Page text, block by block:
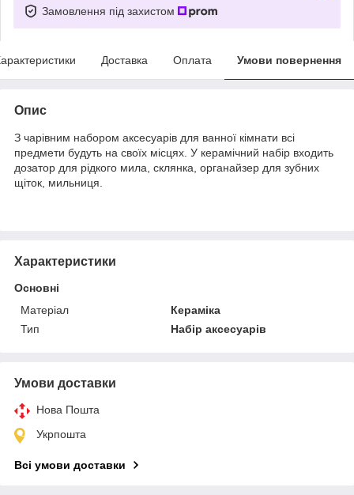
Замовлення під захистом
Доставка Оплата Умови повернення
Опис
З чарівним набором аксесуарів для ванної кімнати всі
предмети будуть на своїх місцях. У керамічний набір входить
дозатор для рідкого мила, склянка, органайзер для зубних
щіток, мильниця.
Характеристики
Основні
Матеріал
Кераміка
Тип
Набір аксесуарів
Умови доставки
Нова Пошта
Укрпошта
Всі умови доставки